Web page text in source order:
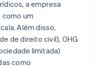
a empresa
como um
Além disso,
de direito civil), OHG
limitada)
como